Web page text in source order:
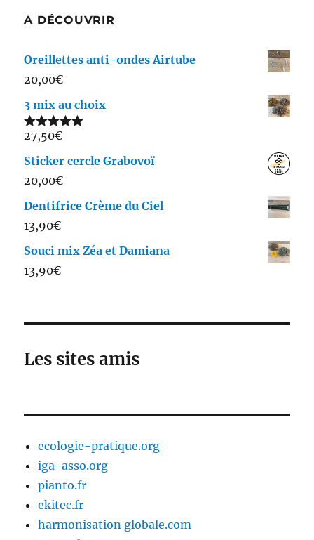
A DÉCOUVRIR
Oreillettes anti-ondes Airtube
20,00€
3 mix au choix
Note5.00
27,50€
Sticker cercle Grabovoï
20,00€
Dentifrice Crème du Ciel
13,90€
Souci mix Zéa et Damiana
13,90€
Les sites amis
ecologie-pratique.org
iga-asso.org
pianto.fr
ekitec.fr
harmonisation globale.com